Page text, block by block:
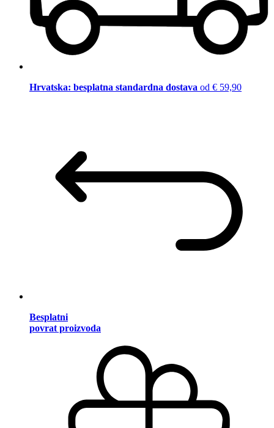
Hrvatska: besplatna standardna dostava od € 59,90
Besplatni
povrat proizvoda